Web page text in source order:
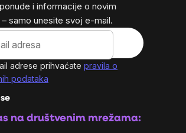
i informacije o novim
samo unesite svoj e-mail.
adrese prihvaćate pravila o
podataka
na društvenim mrežama: